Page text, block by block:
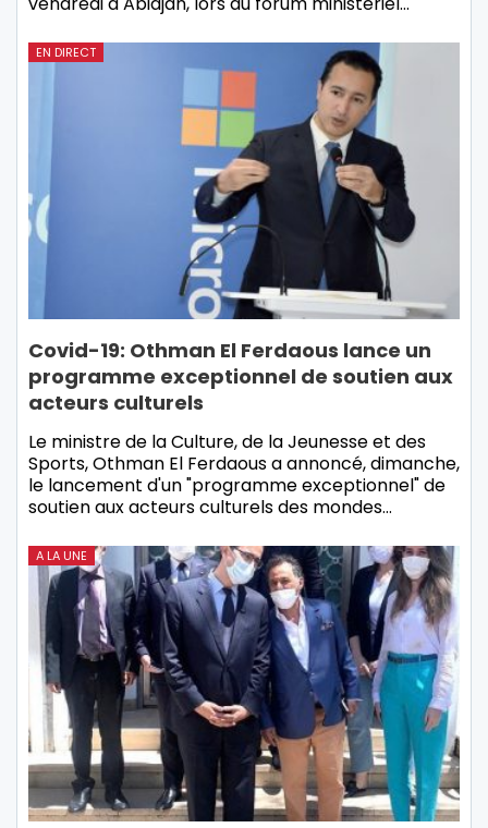
EN DIRECT
Covid-19: Othman El Ferdaous lance un
programme exceptionnel de soutien aux
acteurs culturels
Le ministre de la Culture, de la Jeunesse et des
Sports, Othman El Ferdaous a annoncé, dimanche,
le lancement d'un "programme exceptionnel" de
soutien aux acteurs culturels des mondes…
A LA UNE